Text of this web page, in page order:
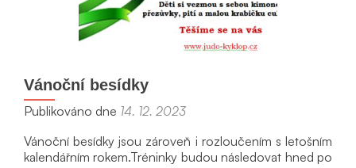
Vánoční besídky
Publikováno dne 14. 12. 2023
Vánoční besídky jsou zároveň i rozloučením s letošním
kalendářním rokem.Tréninky budou následovat hned po